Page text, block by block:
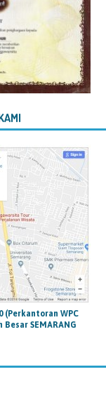
(Perkantoran WPC
Besar SEMARANG